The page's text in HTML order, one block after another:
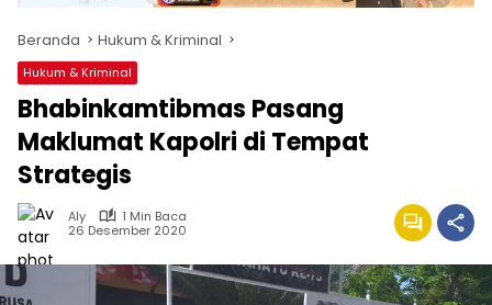
Beranda Hukum & Kriminal
Hukum & Kriminal
Bhabinkamtibmas Pasang
Maklumat Kapolri di Tempat
Strategis
Aly
1 Min Baca
26 Desember 2020